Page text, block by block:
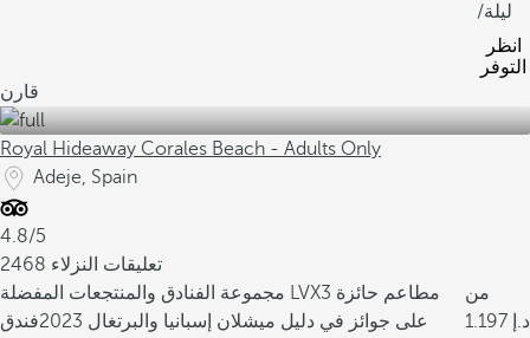
/ليلة
انظر
التوفر
قارن
Royal Hideaway Corales Beach - Adults Only
Adeje, Spain
4.8/5
2468 تعليقات النزلاء
مجموعة الفنادق والمنتجعات المفضلة LVX3 مطاعم حائزة
على جوائز في دليل ميشلان إسبانيا والبرتغال 2023
فندق
من
1.197